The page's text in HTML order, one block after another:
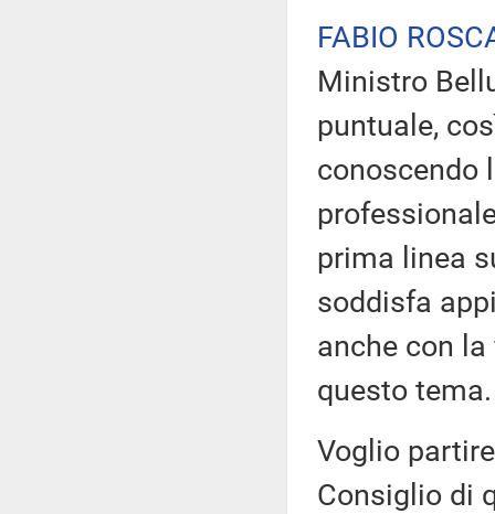
FABIO
Ministro
puntuale,
conoscendo
prima linea
soddisfa
anche con
questo tema.
Voglio
Consiglio di